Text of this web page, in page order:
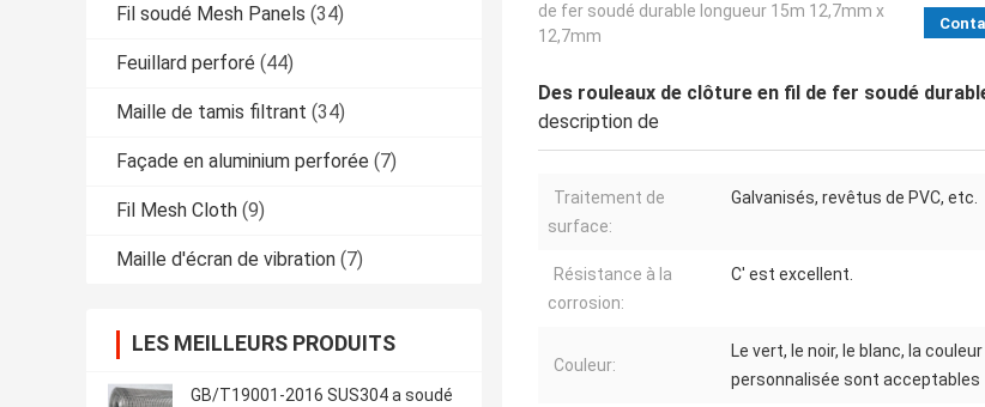
Fil soudé Mesh Panels (34)
Feuillard perforé (44)
Maille de tamis filtrant (34)
Façade en aluminium perforée (7)
Fil Mesh Cloth (9)
Maille d'écran de vibration (7)
LES MEILLEURS PRODUITS
GB/T19001-2016 SUS304 a soudé
de fer soudé durable longueur 15m 12,7mm x
12,7mm
Des rouleaux de clôture en fil de fer soudé
description de
Traitement de
surface:
Galvanisés, revêtus de PVC, etc.
Résistance à la
corrosion:
C' est excellent.
Couleur:
Le vert, le noir, le blanc, la couleur
personnalisée sont acceptables